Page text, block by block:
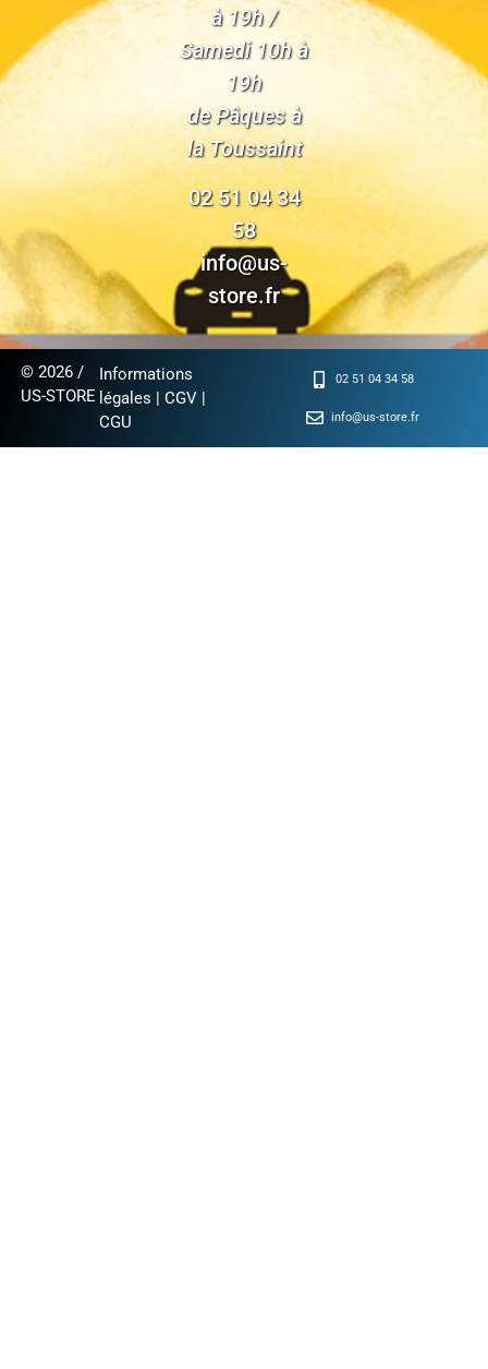
à 19h /
Samedi 10h à
19h
de Pâques à
la Toussaint
02 51 04 34
58
info@us-
store.fr
© 2026 /
US-STORE
Informations
légales |CGV |
CGU
02 51 04 34 58
info@us-store.fr